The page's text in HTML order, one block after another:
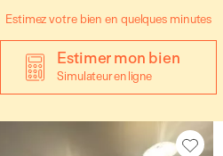
Estimez votre bien en quelques minutes
Estimer mon bien
Simulateur en ligne